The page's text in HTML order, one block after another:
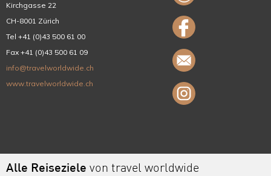
Kirchgasse 22
CH-8001 Zürich
Tel +41 (0)43 500 61 00
Fax +41 (0)43 500 61 09
info@travelworldwide.ch
www.travelworldwide.ch
Alle Reiseziele von travel worldwide